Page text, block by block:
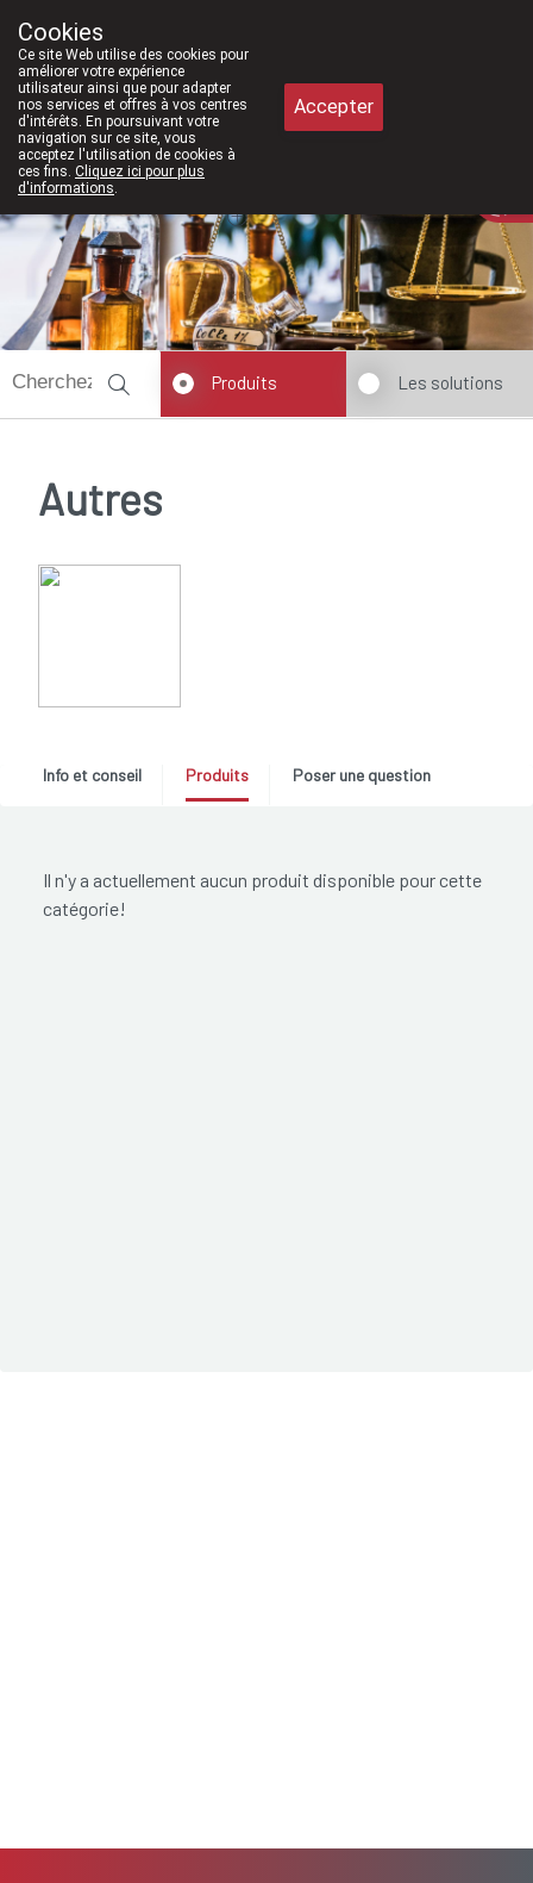
Aujourd'hui A présent
Produits Les solutions
Autres
Info et conseil Produits Poser une question
Il n'y a actuellement aucun produit disponible pour cette
catégorie!
Cookies
Ce site Web utilise des cookies pour
améliorer votre expérience
utilisateur ainsi que pour adapter
nos services et offres à vos centres
d'intérêts. En poursuivant votre
navigation sur ce site, vous
acceptez l'utilisation de cookies à
ces fins. Cliquez ici pour plus
d'informations.
Accepter